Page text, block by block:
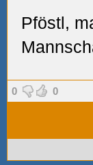
Pföstl,
0 0